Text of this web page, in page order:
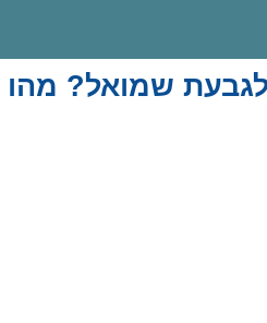
שמואל? מהו